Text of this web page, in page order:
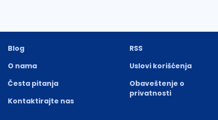
Blog
O nama
Česta pitanja
Kontaktirajte nas
RSS
Uslovi korišćenja
Obaveštenje o
privatnosti